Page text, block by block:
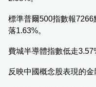
標準普爾500指數報7266
落1.63%。
費城半導體指數低走
反映中國概念股表現的